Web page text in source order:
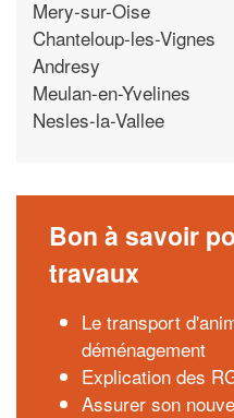
Mery-sur-Oise
Chanteloup-les-Vignes
Andresy
Meulan-en-Yvelines
Nesles-la-Vallee
Bon à savoir
travaux
Le transport
déménagement
Explication des
Assurer son